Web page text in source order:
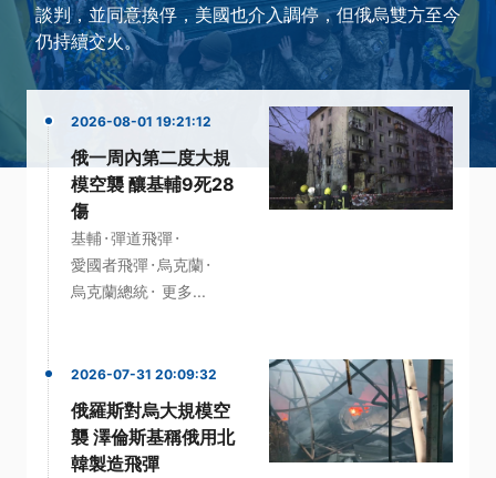
談判，並同意換俘，美國也介入調停，但俄烏雙方至今
仍持續交火。
2026-08-01 19:21:12
俄一周內第二度大規
模空襲 釀基輔9死28
傷
基輔 ·彈道飛彈·
愛國者飛彈· 烏克蘭·
烏克蘭總統· 更多...
2026-07-31 20:09:32
俄羅斯對烏大規模空
襲 澤倫斯基稱俄用北
韓製造飛彈